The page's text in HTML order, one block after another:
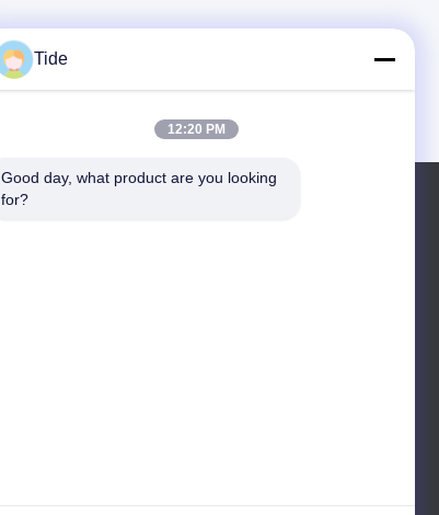
Tide
12:20 PM
Good day, what product are you looking
for?